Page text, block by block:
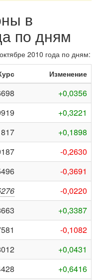
в
по дням
2010 года по дням:
Изменение
+0,0356
+0,3221
+0,1898
-0,2630
-0,3691
-0,0220
+0,3387
-0,1082
+0,0431
+0,6416